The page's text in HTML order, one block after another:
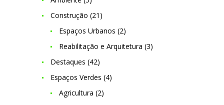
Construção (21)
Espaços Urbanos (2)
Reabilitação e Arquitetura (3)
Destaques (42)
Espaços Verdes (4)
Agricultura (2)